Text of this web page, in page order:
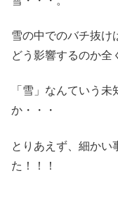
雪の中でのバチ抜け
どう影響するのか全
「雪」なんていう
か・・・
とりあえず、細かい
た！！！